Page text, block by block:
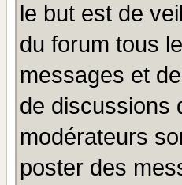
le but est de
du forum tous
messages et
de discussions
modérateurs
poster des